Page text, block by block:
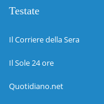
Testate
Il Corriere della Sera
Il Sole 24 ore
Quotidiano.net